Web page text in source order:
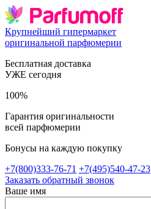
Крупнейший гипермаркет
оригинальной парфюмерии
Бесплатная доставка
УЖЕ сегодня
100%
Гарантия оригинальности
всей парфюмерии
Бонусы на каждую покупку
+7(800)333-76-71 +7(495)540-47-23
Заказать обратный звонок
Ваше имя